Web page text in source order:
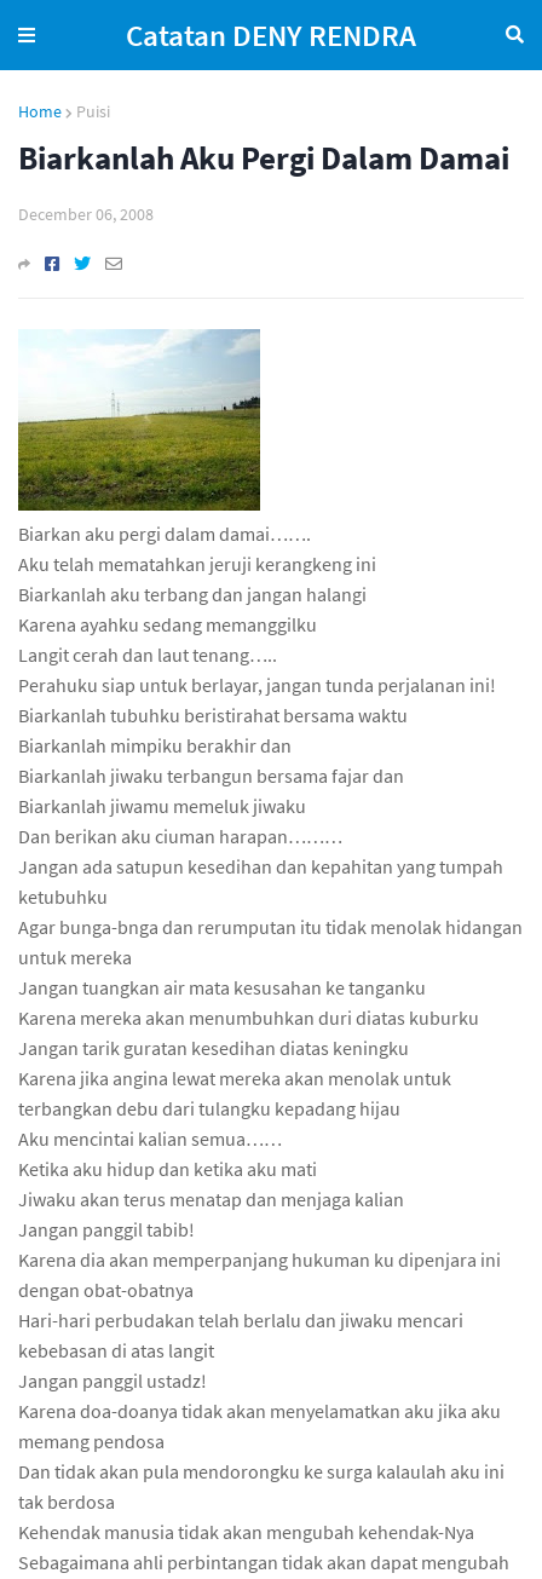
Catatan DENY RENDRA
Home Puisi
Biarkanlah Aku Pergi Dalam Damai
December 06, 2008
Biarkan aku pergi dalam damai…….
Aku telah mematahkan jeruji kerangkeng ini
Biarkanlah aku terbang dan jangan halangi
Karena ayahku sedang memanggilku
Langit cerah dan laut tenang…..
Perahuku siap untuk berlayar, jangan tunda perjalanan ini!
Biarkanlah tubuhku beristirahat bersama waktu
Biarkanlah mimpiku berakhir dan
Biarkanlah jiwaku terbangun bersama fajar dan
Biarkanlah jiwamu memeluk jiwaku
Dan berikan aku ciuman harapan………
Jangan ada satupun kesedihan dan kepahitan yang tumpah
ketubuhku
Agar bunga-bnga dan rerumputan itu tidak menolak hidangan
untuk mereka
Jangan tuangkan air mata kesusahan ke tanganku
Karena mereka akan menumbuhkan duri diatas kuburku
Jangan tarik guratan kesedihan diatas keningku
Karena jika angina lewat mereka akan menolak untuk
terbangkan debu dari tulangku kepadang hijau
Aku mencintai kalian semua……
Ketika aku hidup dan ketika aku mati
Jiwaku akan terus menatap dan menjaga kalian
Jangan panggil tabib!
Karena dia akan memperpanjang hukuman ku dipenjara ini
dengan obat-obatnya
Hari-hari perbudakan telah berlalu dan jiwaku mencari
kebebasan di atas langit
Jangan panggil ustadz!
Karena doa-doanya tidak akan menyelamatkan aku jika aku
memang pendosa
Dan tidak akan pula mendorongku ke surga kalaulah aku ini
tak berdosa
Kehendak manusia tidak akan mengubah kehendak-Nya
Sebagaimana ahli perbintangan tidak akan dapat mengubah